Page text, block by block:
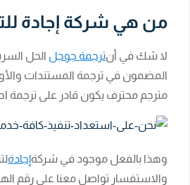
من هي شركة إجادة
لا شك في أنترجمة جوجل الحل
المضمون في ترجمة المستندات
مترجم محترف يكون قادر على ترجمة
وهذا بالفعل موجود في شركةإجادة
والاستفسار تواصل معنا على رقم